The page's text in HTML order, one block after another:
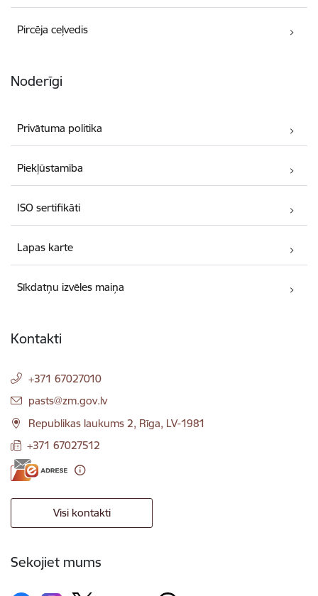
Pircēja ceļvedis
Noderīgi
Privātuma politika
Piekļūstamība
ISO sertifikāti
Lapas karte
Sīkdatņu izvēles maiņa
Kontakti
+371 67027010
E-pasts:
pasts@zm.gov.lv
Republikas laukums 2, Rīga, LV-1981
+371 67027512
Visi kontakti
Sekojiet mums